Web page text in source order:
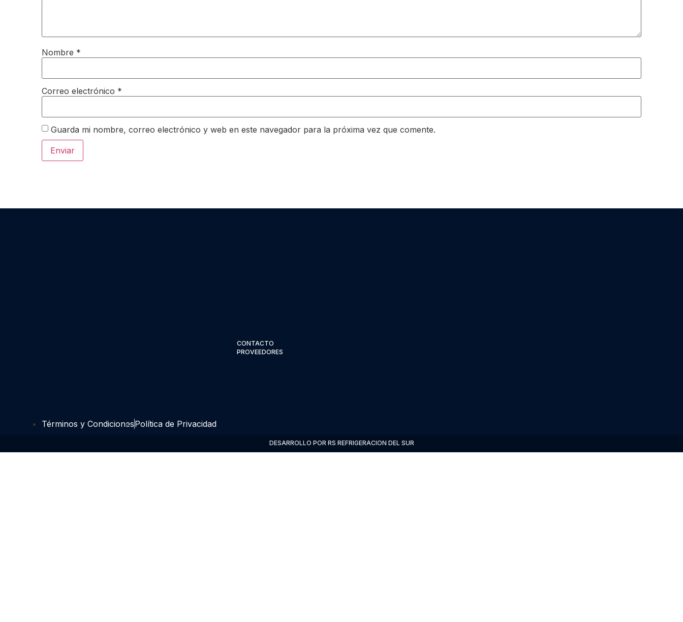
Nombre *
Correo electrónico *
Guarda mi nombre, correo electrónico y web en este navegador para la próxima vez que comente.
CONTACTO
PROVEEDORES
Términos y CondicionesPolítica de Privacidad
DESARROLLO POR RS REFRIGERACION DEL SUR